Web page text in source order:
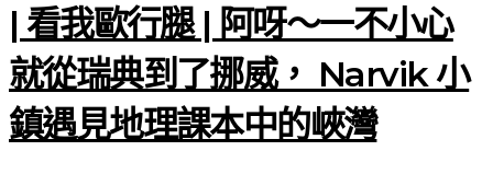
| 看我歐行腿 | 阿呀～一不小心
就從瑞典到了挪威， Narvik 小
鎮遇見地理課本中的峽灣